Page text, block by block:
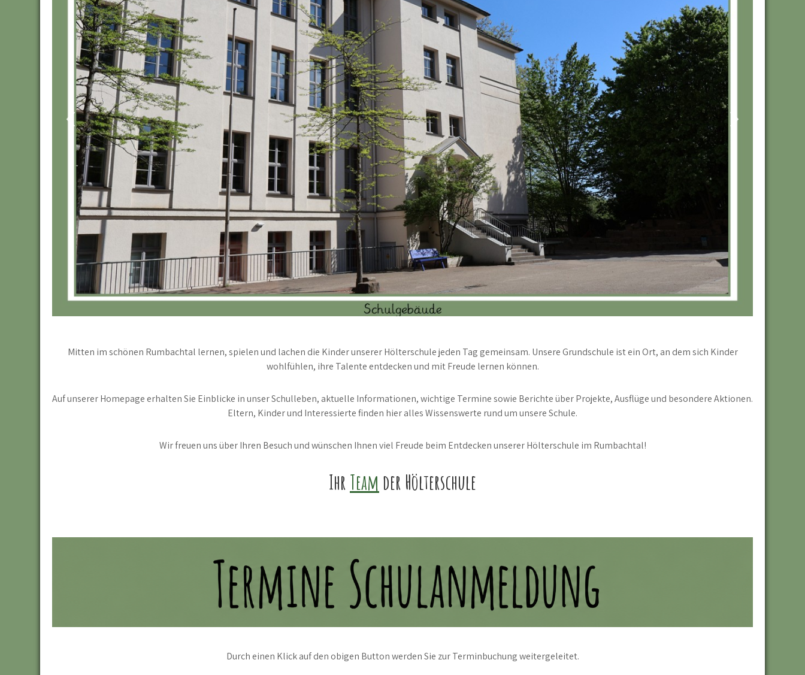
Mitten im schönen Rumbachtal lernen, spielen und lachen die Kinder unserer Hölterschule jeden Tag gemeinsam. Unsere Grundschule ist ein Ort, an dem sich Kinder
wohlfühlen, ihre Talente entdecken und mit Freude lernen können.
Auf unserer Homepage erhalten Sie Einblicke in unser Schulleben, aktuelle Informationen, wichtige Termine sowie Berichte über Projekte, Ausflüge und besondere Aktionen.
Eltern, Kinder und Interessierte finden hier alles Wissenswerte rund um unsere Schule.
Wir freuen uns über Ihren Besuch und wünschen Ihnen viel Freude beim Entdecken unserer Hölterschule im Rumbachtal!
Ihr Team der Hölterschule
Durch einen Klick auf den obigen Button werden Sie zur Terminbuchung weitergeleitet.